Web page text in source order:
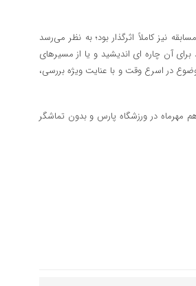
نیز کاملاً اثرگذار بود؛ به نظر می‌رسد
آن چاره ای اندیشید و یا از مسیرهای
موضوع در اسرع وقت و با عنایت ویژه بررسی،
مهرماه در ورزشگاه پارس و بدون تماشگر